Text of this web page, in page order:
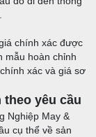
chính xác được
mẫu hoàn chỉnh
xác và giá sơ
theo yêu cầu
Nghiệp May &
cụ thể về sản